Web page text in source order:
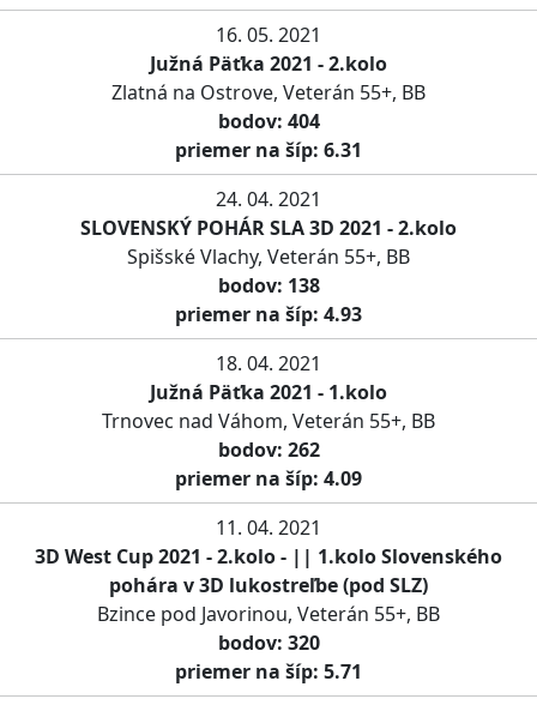
16. 05. 2021
Južná Päťka 2021 - 2.kolo
Zlatná na Ostrove, Veterán 55+, BB
bodov: 404
priemer na šíp: 6.31
24. 04. 2021
SLOVENSKÝ POHÁR SLA 3D 2021 - 2.kolo
Spišské Vlachy, Veterán 55+, BB
bodov: 138
priemer na šíp: 4.93
18. 04. 2021
Južná Päťka 2021 - 1.kolo
Trnovec nad Váhom, Veterán 55+, BB
bodov: 262
priemer na šíp: 4.09
11. 04. 2021
3D West Cup 2021 - 2.kolo - || 1.kolo Slovenského
pohára v 3D lukostreľbe (pod SLZ)
Bzince pod Javorinou, Veterán 55+, BB
bodov: 320
priemer na šíp: 5.71